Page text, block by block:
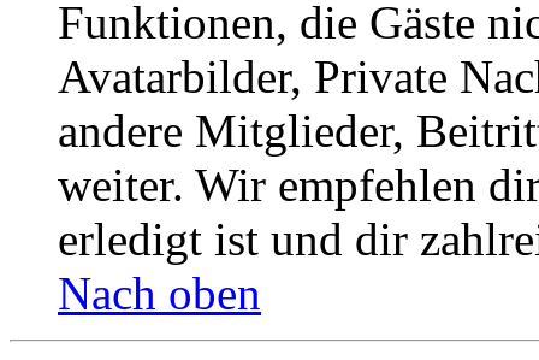
Funktionen, die Gäste
Avatarbilder, Private
andere Mitglieder,
weiter. Wir empfehlen
erledigt ist und dir
Nach oben